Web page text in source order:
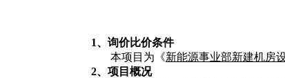
1、 询价比价条件
本项目为《新能源事业部新建机房
2、项目概况